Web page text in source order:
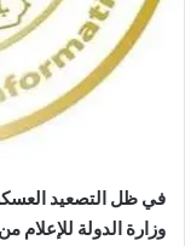
في ظل التصعيد
وزارة الدولة للإعلام